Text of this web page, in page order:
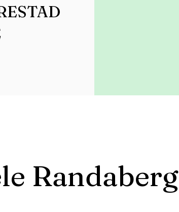
Randaberg